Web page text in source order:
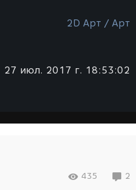
2D Арт / Арт
27 июл. 2017 г. 18:53:02
435 2